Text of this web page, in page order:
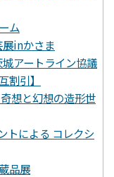
ム
inかさま
アートライン協議
割引】
想と幻想の造形世
トによる コレクシ
品展